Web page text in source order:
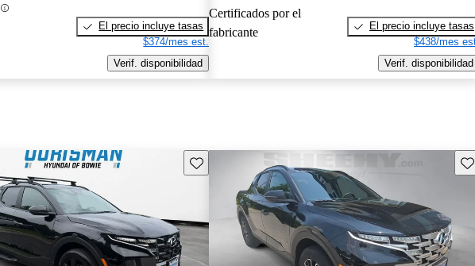
El precio incluye tasas
$374/mes est.
Verif. disponibilidad
Certificados por el
fabricante
El precio incluye tasas
$438/mes
Verif. disponibilidad
Guarda este Aviso